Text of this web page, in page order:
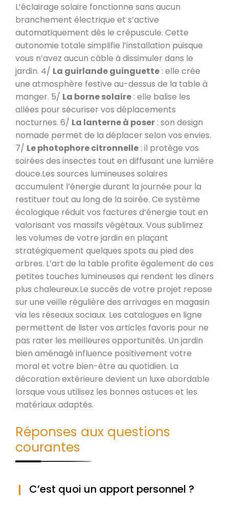
L’éclairage solaire fonctionne sans aucun
branchement électrique et s’active
automatiquement dès le crépuscule. Cette
autonomie totale simplifie l’installation puisque
vous n’avez aucun câble à dissimuler dans le
jardin. 4/ La guirlande guinguette : elle crée
une atmosphère festive au-dessus de la table à
manger. 5/ La borne solaire : elle balise les
allées pour sécuriser vos déplacements
nocturnes. 6/ La lanterne à poser : son design
nomade permet de la déplacer selon vos envies.
7/ Le photophore citronnelle : il protège vos
soirées des insectes tout en diffusant une lumière
douce.Les sources lumineuses solaires
accumulent l’énergie durant la journée pour la
restituer tout au long de la soirée. Ce système
écologique réduit vos factures d’énergie tout en
valorisant vos massifs végétaux. Vous sublimez
les volumes de votre jardin en plaçant
stratégiquement quelques spots au pied des
arbres. L’art de la table profite également de ces
petites touches lumineuses qui rendent les dîners
plus chaleureux.Le succès de votre projet repose
sur une veille régulière des arrivages en magasin
via les réseaux sociaux. Les catalogues en ligne
permettent de lister vos articles favoris pour ne
pas rater les meilleures opportunités. Un jardin
bien aménagé influence positivement votre
moral et votre bien-être au quotidien. La
décoration extérieure devient un luxe abordable
lorsque vous utilisez les bonnes astuces et les
matériaux adaptés.
Réponses aux questions
courantes
C’est quoi un apport personnel ?